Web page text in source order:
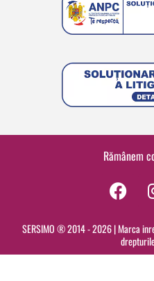
Rămânem
F
c
e
SERSIMO ® 2014 - 2026 | Marca